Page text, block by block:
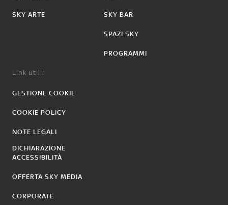
SKY ARTE SKY BAR
SPAZI SKY
PROGRAMMI
Link utili:
GESTIONE COOKIE
COOKIE POLICY
NOTE LEGALI
DICHIARAZIONE
ACCESSIBILITÀ
OFFERTA SKY MEDIA
CORPORATE